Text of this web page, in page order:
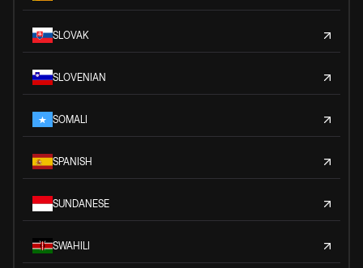
SLOVAK
SLOVENIAN
SOMALI
SPANISH
SUNDANESE
SWAHILI